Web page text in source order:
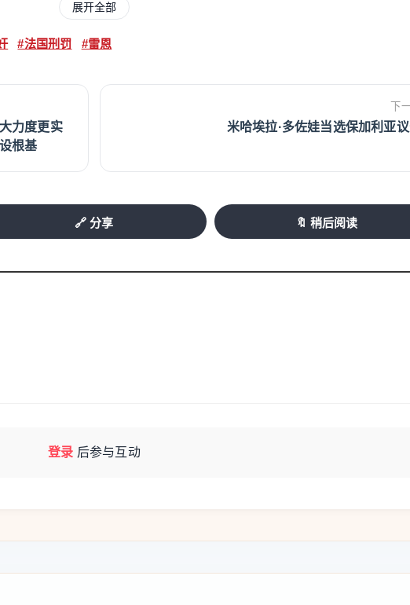
年2月的报道提到，Karine的姑姑Laurence Brunet-
和求助未能及时阻止伤害的过程。RTL报道称，
，其中包括国家因“严重过错”被认定负有责任。
会出现“约8年后出狱”的情况？
刑期混同”（confusion de peines）有关。法国刑法规
性质刑罚，刑期可以在一定条件下合并执行，而不是
为同时执行，而不是一项结束后再执行下一项。
）并不等于刑罚消失，而是允许服刑人在满足一
接受监督、义务和限制。法国公共服务网站说明，
部门监督，可能被要求接受治疗、赔偿受害人、不
展开全部
#法国刑罚 #雷恩
力度更实
根基
下
米哈埃拉·多佐娃当选保加利亚
🔗 分享 🔖 稍后阅读
登录 后参与互动